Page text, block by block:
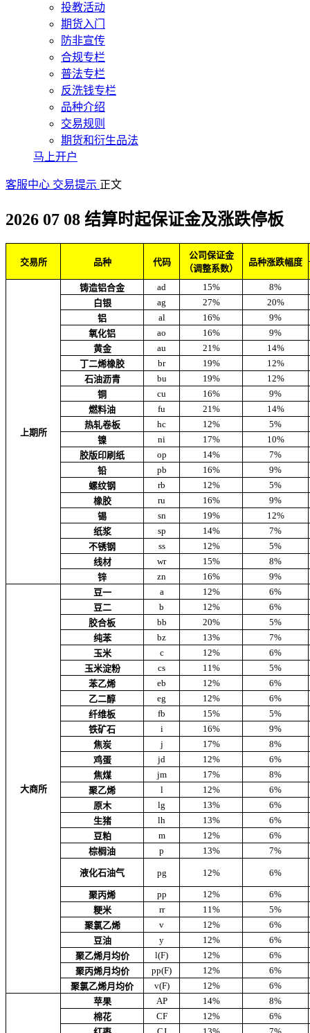
投教活动
期货入门
防非宣传
合规专栏
普法专栏
反洗钱专栏
品种介绍
交易规则
期货和衍生品法
马上开户
客服中心 交易提示 正文
2026 07 08 结算时起保证金及涨跌停板
交易所 品种 代码
公司保证金
（调整系数）
品种涨跌幅度
上期所
铸造铝合金 ad 15%
8%
白银
ag 27%
20%
铝
al 16%
9%
氧化铝
ao 16%
9%
黄金
au 21%
14%
丁二烯橡胶
br 19%
12%
石油沥青
bu 19%
12%
铜
cu 16%
9%
燃料油
fu 21%
14%
热轧卷板
hc 12%
5%
镍
ni 17%
10%
胶版印刷纸
op 14%
7%
铅
pb 16%
9%
螺纹钢
rb 12%
5%
橡胶
ru 16%
9%
锡
sn 19%
12%
纸浆
sp 14%
7%
不锈钢
ss 12%
5%
线材
wr 15%
8%
锌
zn 16% 9%
大商所
豆一 a 12%
6%
豆二
b 12%
6%
胶合板
bb 20%
5%
纯苯
bz 13%
7%
玉米
c 12%
6%
玉米淀粉
cs 11%
5%
苯乙烯
eb 12%
6%
乙二醇
eg 12%
6%
纤维板
fb 15%
5%
铁矿石
i 16%
9%
焦炭
j 17%
8%
鸡蛋
jd 12%
6%
焦煤
jm 17%
8%
聚乙烯
l 12%
6%
原木
lg 13%
6%
生猪
lh 13%
6%
豆粕
m 12%
6%
棕榈油
p 13% 7%
液化石油气 pg 12% 6%
聚丙烯 pp 12%
6%
粳米
rr 11%
5%
聚氯乙烯
v 12%
6%
豆油
y 12%
6%
聚乙烯月均价
l(F) 12%
6%
聚丙烯月均价
pp(F) 12%
6%
聚氯乙烯月均价
v(F) 12%
6%
苹果
AP 14%
8%
棉花
CF 12%
6%